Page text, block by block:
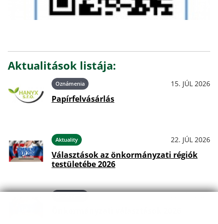
Aktualitások listája:
Oznámenia 15. JÚL 2026
Papírfelvásárlás
Aktuality 22. JÚL 2026
Választások az önkormányzati régiók
testületébe 2026